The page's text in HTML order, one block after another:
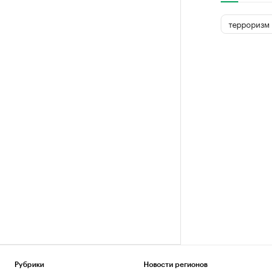
терроризм
Рубрики Новости регионов